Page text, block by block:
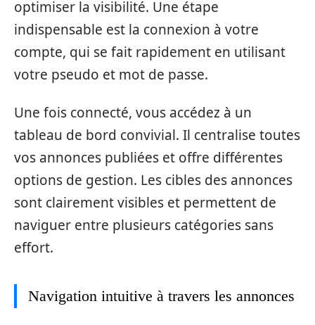
optimiser la visibilité. Une étape
indispensable est la connexion à votre
compte, qui se fait rapidement en utilisant
votre pseudo et mot de passe.
Une fois connecté, vous accédez à un
tableau de bord convivial. Il centralise toutes
vos annonces publiées et offre différentes
options de gestion. Les cibles des annonces
sont clairement visibles et permettent de
naviguer entre plusieurs catégories sans
effort.
Navigation intuitive à travers les annonces